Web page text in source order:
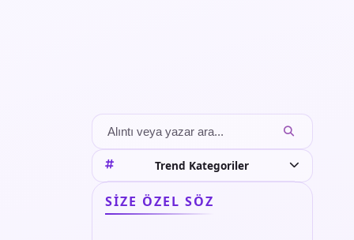
Trend Kategoriler
SIZE ÖZEL SÖZ